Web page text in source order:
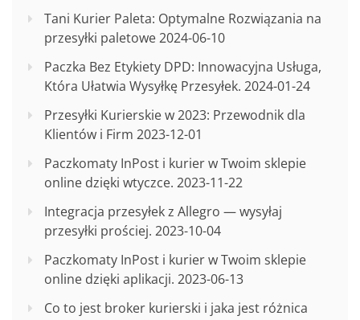
Tani Kurier Paleta: Optymalne Rozwiązania na
przesyłki paletowe2024-06-10
Paczka Bez Etykiety DPD: Innowacyjna Usługa,
Która Ułatwia Wysyłkę Przesyłek. 2024-01-24
Przesyłki Kurierskie w 2023: Przewodnik dla
Klientów i Firm 2023-12-01
Paczkomaty InPost i kurier w Twoim sklepie
online dzięki wtyczce. 2023-11-22
Integracja przesyłek z Allegro — wysyłaj
przesyłki prościej. 2023-10-04
Paczkomaty InPost i kurier w Twoim sklepie
online dzięki aplikacji. 2023-06-13
Co to jest broker kurierski i jaka jest różnica